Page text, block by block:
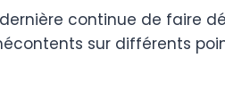
continue de faire
sur différents